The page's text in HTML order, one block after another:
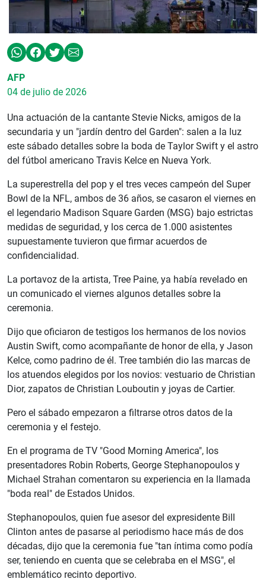
AFP
04 de julio de 2026
Una actuación de la cantante Stevie Nicks, amigos de la
secundaria y un "jardín dentro del Garden": salen a la luz
este sábado detalles sobre la boda de Taylor Swift y el astro
del fútbol americano Travis Kelce en Nueva York.
La superestrella del pop y el tres veces campeón del Super
Bowl de la NFL, ambos de 36 años, se casaron el viernes en
el legendario Madison Square Garden (MSG) bajo estrictas
medidas de seguridad, y los cerca de 1.000 asistentes
supuestamente tuvieron que firmar acuerdos de
confidencialidad.
La portavoz de la artista, Tree Paine, ya había revelado en
un comunicado el viernes algunos detalles sobre la
ceremonia.
Dijo que oficiaron de testigos los hermanos de los novios
Austin Swift, como acompañante de honor de ella, y Jason
Kelce, como padrino de él. Tree también dio las marcas de
los atuendos elegidos por los novios: vestuario de Christian
Dior, zapatos de Christian Louboutin y joyas de Cartier.
Pero el sábado empezaron a filtrarse otros datos de la
ceremonia y el festejo.
En el programa de TV "Good Morning America", los
presentadores Robin Roberts, George Stephanopoulos y
Michael Strahan comentaron su experiencia en la llamada
"boda real" de Estados Unidos.
Stephanopoulos, quien fue asesor del expresidente Bill
Clinton antes de pasarse al periodismo hace más de dos
décadas, dijo que la ceremonia fue "tan íntima como podía
ser, teniendo en cuenta que se celebraba en el MSG", el
emblemático recinto deportivo.